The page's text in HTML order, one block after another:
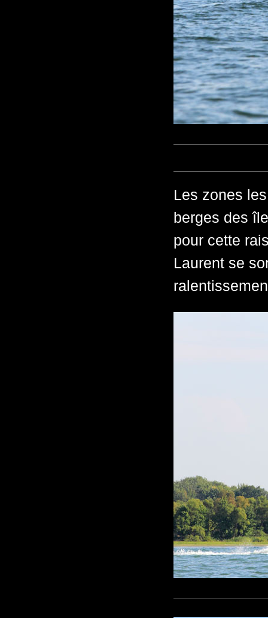
Les zones
berges des
pour cette
Laurent se